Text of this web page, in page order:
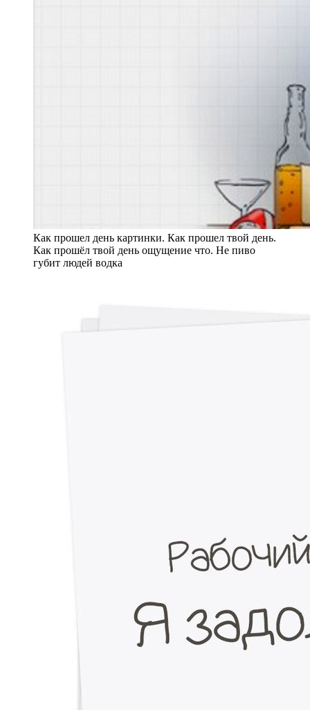
Как прошел день картинки. Как прошел твой день.
Как прошёл твой день ощущение что. Не пиво
губит людей водка